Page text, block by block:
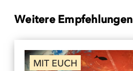
Weitere Empfehlungen
MIT EUCH